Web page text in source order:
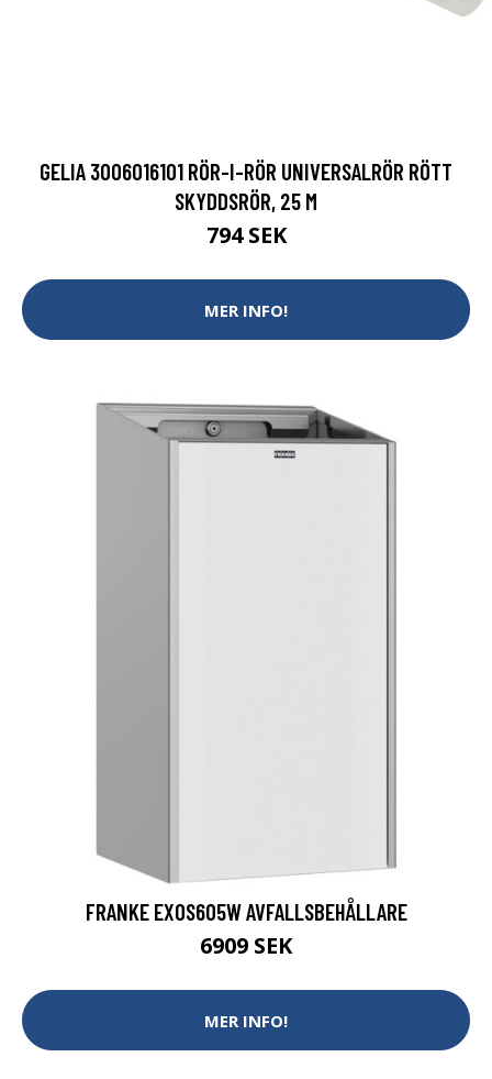
GELIA 3006016101 RÖR-I-RÖR UNIVERSALRÖR RÖTT
SKYDDSRÖR, 25 M
794 SEK
MER INFO!
FRANKE EXOS605W AVFALLSBEHÅLLARE
6909 SEK
MER INFO!